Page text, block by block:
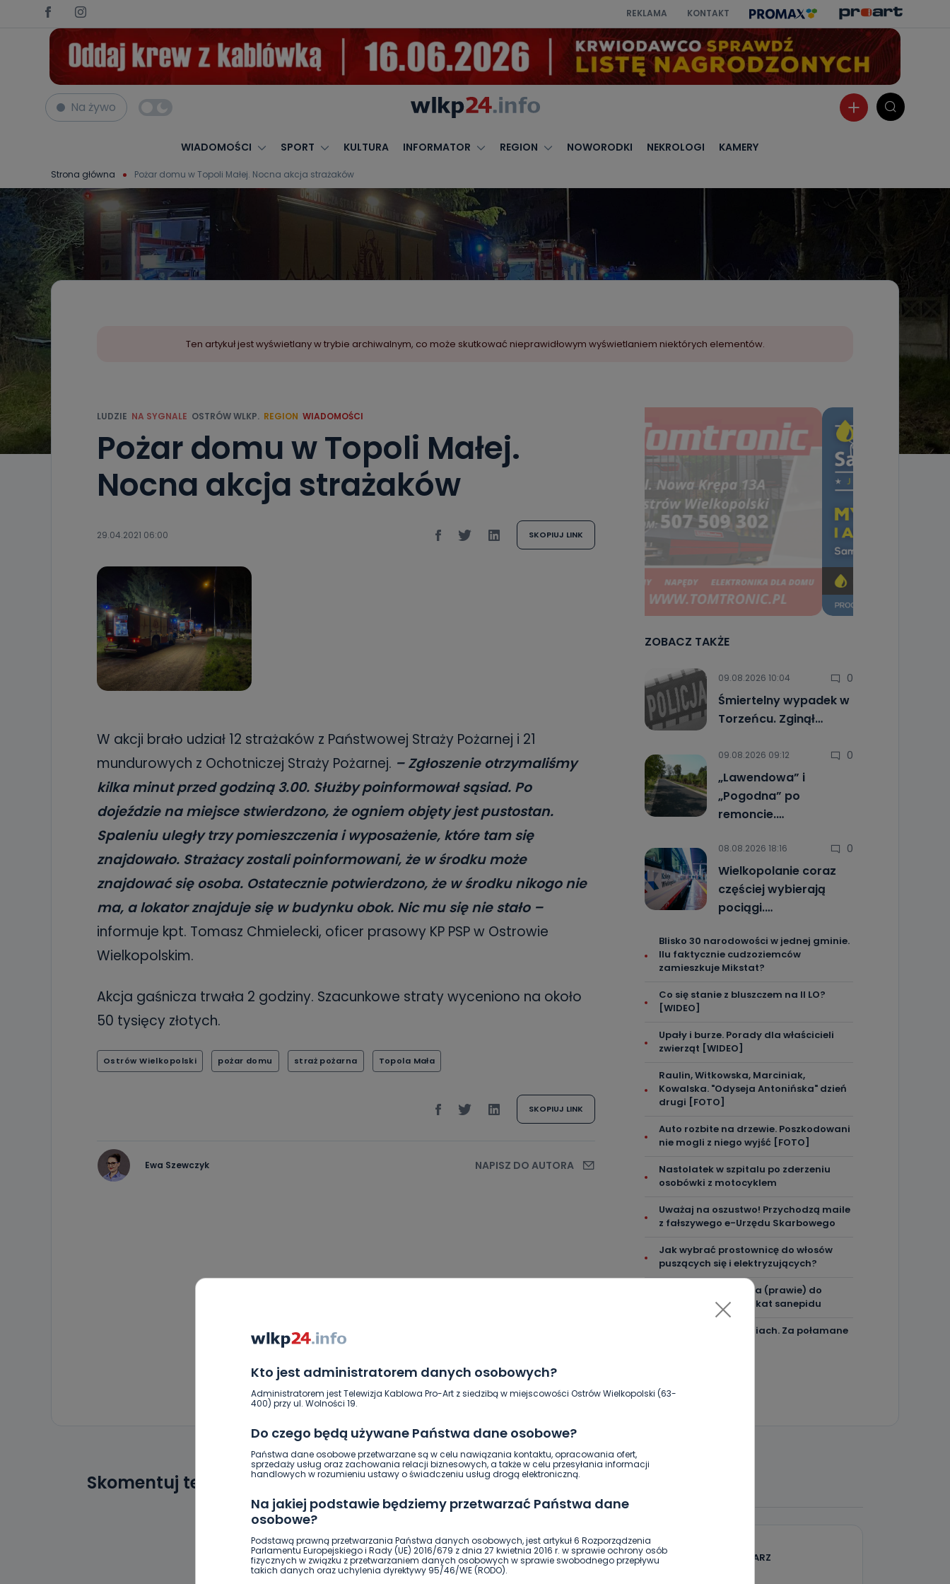
REKLAMA KONTAKT
Na żywo
WIADOMOŚCI SPORT KULTURA INFORMATOR REGION NOWORODKI NEKROLOGI KAMERY
Strona główna Pożar domu w Topoli Małej. Nocna akcja strażaków
Kto jest administratorem danych osobowych?
Administratorem jest Telewizja Kablowa Pro-Art z siedzibą w miejscowości Ostrów Wielkopolski (63-
400) przy ul. Wolności 19.
Do czego będą używane Państwa dane osobowe?
Państwa dane osobowe przetwarzane są w celu nawiązania kontaktu, opracowania ofert,
sprzedaży usług oraz zachowania relacji biznesowych, a także w celu przesyłania informacji
handlowych w rozumieniu ustawy o świadczeniu usług drogą elektroniczną.
Na jakiej podstawie będziemy przetwarzać Państwa dane
osobowe?
Podstawą prawną przetwarzania Państwa danych osobowych, jest artykuł 6 Rozporządzenia
Parlamentu Europejskiego i Rady (UE) 2016/679 z dnia 27 kwietnia 2016 r. w sprawie ochrony osób
fizycznych w związku z przetwarzaniem danych osobowych w sprawie swobodnego przepływu
takich danych oraz uchylenia dyrektywy 95/46/WE (RODO).
Ten artykuł jest wyświetlany w trybie archiwalnym, co może skutkować nieprawidłowym wyświetlaniem niektórych elementów.
LUDZIE NA SYGNALE OSTRÓW WLKP. REGION WIADOMOŚCI
Pożar domu w Topoli Małej.
Nocna akcja strażaków
29.04.2021 06:00 SKOPIUJ LINK
W akcji brało udział 12 strażaków z Państwowej Straży Pożarnej i 21
mundurowych z Ochotniczej Straży Pożarnej. – Zgłoszenie otrzymaliśmy
kilka minut przed godziną 3.00. Służby poinformował sąsiad. Po
dojeździe na miejsce stwierdzono, że ogniem objęty jest pustostan.
Spaleniu uległy trzy pomieszczenia i wyposażenie, które tam się
znajdowało. Strażacy zostali poinformowani, że w środku może
znajdować się osoba. Ostatecznie potwierdzono, że w środku nikogo nie
ma, a lokator znajduje się w budynku obok. Nic mu się nie stało –
informuje kpt. Tomasz Chmielecki, oficer prasowy KP PSP w Ostrowie
Wielkopolskim.
Akcja gaśnicza trwała 2 godziny. Szacunkowe straty wyceniono na około
50 tysięcy złotych.
Ostrów Wielkopolski pożar domu straż pożarna Topola Mała
SKOPIUJ LINK
Ewa Szewczyk NAPISZ DO AUTORA
ZOBACZ TAKŻE
09.08.2026 10:04 0
Śmiertelny wypadek w
Torzeńcu. Zginął…
09.08.2026 09:12 0
„Lawendowa” i
„Pogodna” po
remoncie.…
08.08.2026 18:16 0
Wielkopolanie coraz
częściej wybierają
pociągi.…
Blisko 30 narodowości w jednej gminie.
Ilu faktycznie cudzoziemców
zamieszkuje Mikstat?
Co się stanie z bluszczem na II LO?
[WIDEO]
Upały i burze. Porady dla właścicieli
zwierząt [WIDEO]
Raulin, Witkowska, Marciniak,
Kowalska. "Odyseja Antonińska" dzień
drugi [FOTO]
Auto rozbite na drzewie. Poszkodowani
nie mogli z niego wyjść [FOTO]
Nastolatek w szpitalu po zderzeniu
osobówki z motocyklem
Uważaj na oszustwo! Przychodzą maile
z fałszywego e-Urzędu Skarbowego
Jak wybrać prostownicę do włosów
puszących się i elektryzujących?
Jakość wody wróciła (prawie) do
normy. Jest komunikat sanepidu
Zatrzymany w Sośniach. Za połamane
Skomentuj ten wpis jako pierwszy!
DODAJ SWÓJ KOMENTARZ